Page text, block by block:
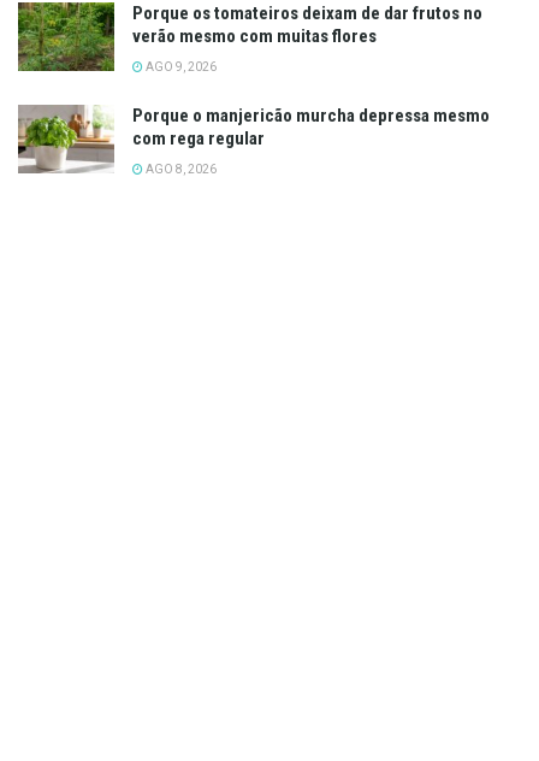
Porque os tomateiros deixam de dar frutos no
verão mesmo com muitas flores
AGO 9, 2026
Porque o manjericão murcha depressa mesmo
com rega regular
AGO 8, 2026